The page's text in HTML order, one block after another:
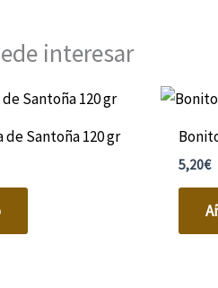
interesar
de Santoña 120 gr
5,20€